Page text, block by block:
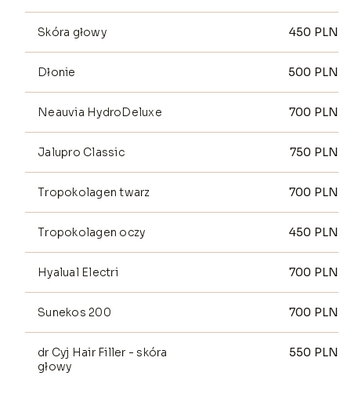
Skóra głowy 450 PLN
Dłonie 500 PLN
Neauvia HydroDeluxe 700 PLN
Jalupro Classic 750 PLN
Tropokolagen twarz 700 PLN
Tropokolagen oczy 450 PLN
Hyalual Electri 700 PLN
Sunekos 200 700 PLN
dr Cyj Hair Filler - skóra
głowy
550 PLN